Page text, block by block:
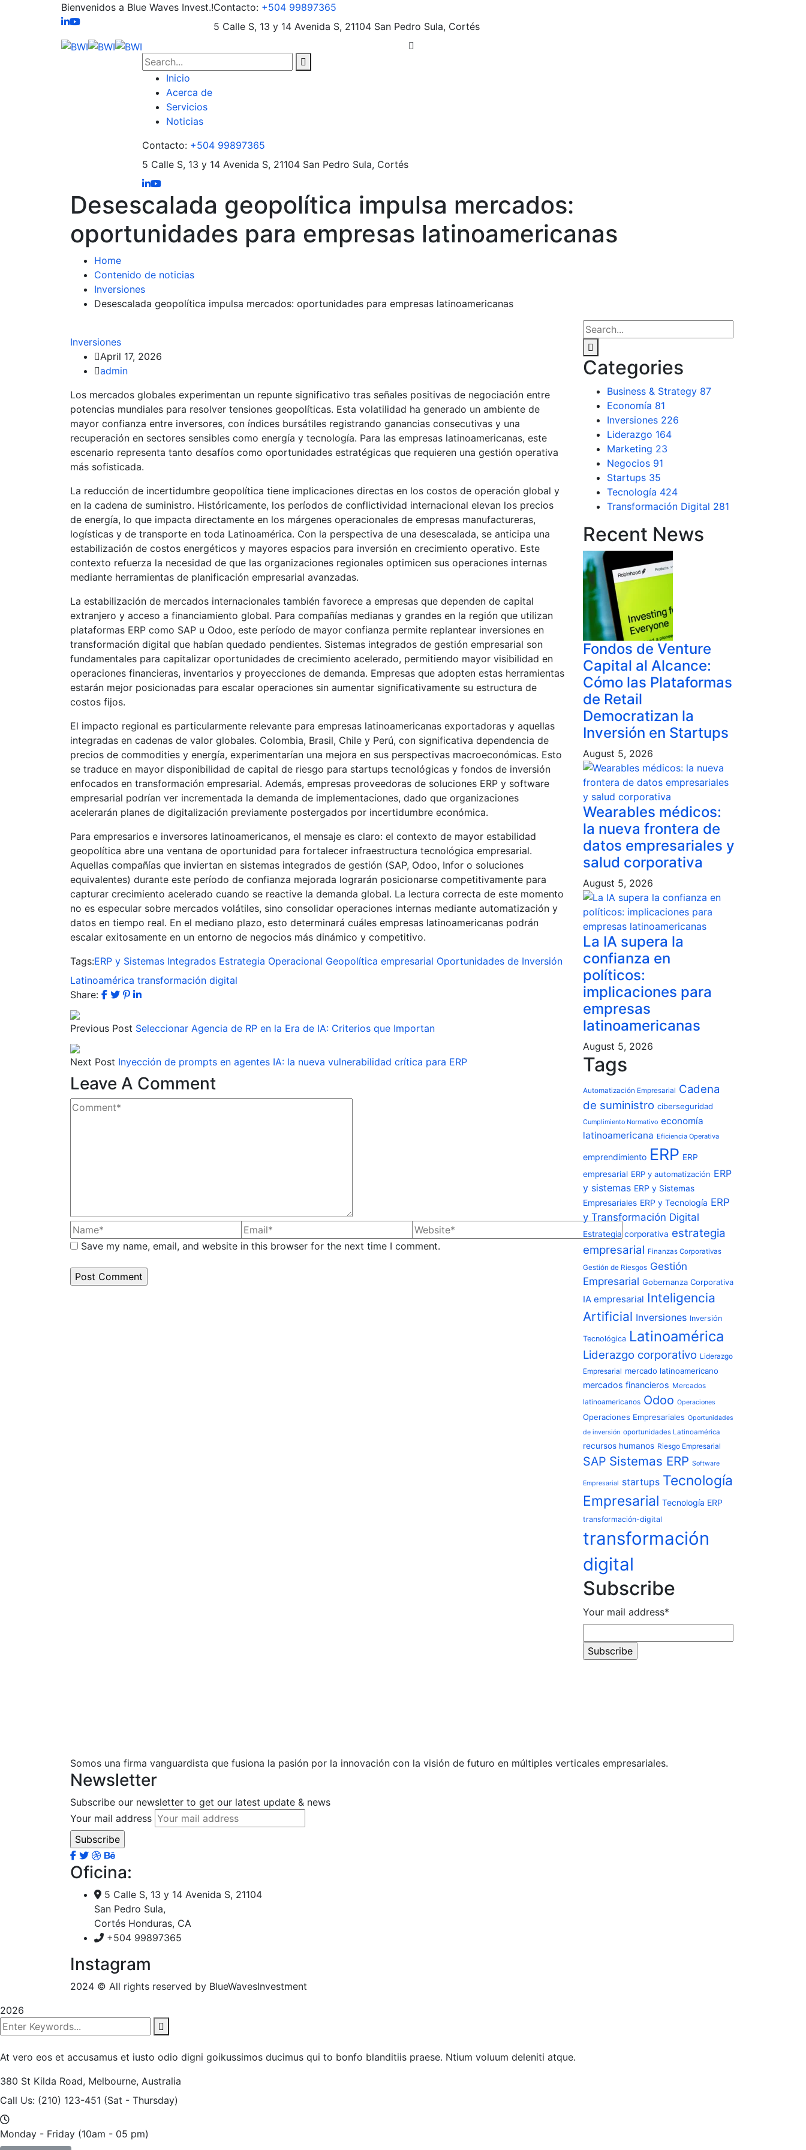
Bienvenidos a Blue Waves Invest.!Contacto: +504 99897365
5 Calle S, 13 y 14 Avenida S, 21104 San Pedro Sula, Cortés
Inicio
Acerca de
Servicios
Noticias
Contacto: +504 99897365
5 Calle S, 13 y 14 Avenida S, 21104 San Pedro Sula, Cortés
Desescalada geopolítica impulsa mercados:
oportunidades para empresas latinoamericanas
Home
Contenido de noticias
Inversiones
Desescalada geopolítica impulsa mercados: oportunidades para empresas latinoamericanas
Inversiones
April 17, 2026
admin
Los mercados globales experimentan un repunte significativo tras señales positivas de negociación entre
potencias mundiales para resolver tensiones geopolíticas. Esta volatilidad ha generado un ambiente de
mayor confianza entre inversores, con índices bursátiles registrando ganancias consecutivas y una
recuperación en sectores sensibles como energía y tecnología. Para las empresas latinoamericanas, este
escenario representa tanto desafíos como oportunidades estratégicas que requieren una gestión operativa
más sofisticada.
La reducción de incertidumbre geopolítica tiene implicaciones directas en los costos de operación global y
en la cadena de suministro. Históricamente, los períodos de conflictividad internacional elevan los precios
de energía, lo que impacta directamente en los márgenes operacionales de empresas manufactureras,
logísticas y de transporte en toda Latinoamérica. Con la perspectiva de una desescalada, se anticipa una
estabilización de costos energéticos y mayores espacios para inversión en crecimiento operativo. Este
contexto refuerza la necesidad de que las organizaciones regionales optimicen sus operaciones internas
mediante herramientas de planificación empresarial avanzadas.
La estabilización de mercados internacionales también favorece a empresas que dependen de capital
extranjero y acceso a financiamiento global. Para compañías medianas y grandes en la región que utilizan
plataformas ERP como SAP u Odoo, este período de mayor confianza permite replantear inversiones en
transformación digital que habían quedado pendientes. Sistemas integrados de gestión empresarial son
fundamentales para capitalizar oportunidades de crecimiento acelerado, permitiendo mayor visibilidad en
operaciones financieras, inventarios y proyecciones de demanda. Empresas que adopten estas herramientas
estarán mejor posicionadas para escalar operaciones sin aumentar significativamente su estructura de
costos fijos.
El impacto regional es particularmente relevante para empresas latinoamericanas exportadoras y aquellas
integradas en cadenas de valor globales. Colombia, Brasil, Chile y Perú, con significativa dependencia de
precios de commodities y energía, experimentarían una mejora en sus perspectivas macroeconómicas. Esto
se traduce en mayor disponibilidad de capital de riesgo para startups tecnológicas y fondos de inversión
enfocados en transformación empresarial. Además, empresas proveedoras de soluciones ERP y software
empresarial podrían ver incrementada la demanda de implementaciones, dado que organizaciones
acelerarán planes de digitalización previamente postergados por incertidumbre económica.
Para empresarios e inversores latinoamericanos, el mensaje es claro: el contexto de mayor estabilidad
geopolítica abre una ventana de oportunidad para fortalecer infraestructura tecnológica empresarial.
Aquellas compañías que inviertan en sistemas integrados de gestión (SAP, Odoo, Infor o soluciones
equivalentes) durante este período de confianza mejorada lograrán posicionarse competitivamente para
capturar crecimiento acelerado cuando se reactive la demanda global. La lectura correcta de este momento
no es especular sobre mercados volátiles, sino consolidar operaciones internas mediante automatización y
datos en tiempo real. En el mediano plazo, esto determinará cuáles empresas latinoamericanas podrán
escalar exitosamente en un entorno de negocios más dinámico y competitivo.
Tags:ERP y Sistemas Integrados Estrategia Operacional Geopolítica empresarial Oportunidades de Inversión
Latinoamérica transformación digital
Share:
Previous Post Seleccionar Agencia de RP en la Era de IA: Criterios que Importan
Next Post Inyección de prompts en agentes IA: la nueva vulnerabilidad crítica para ERP
Leave A Comment
Save my name, email, and website in this browser for the next time I comment.
Categories
Business & Strategy 87
Economía 81
Inversiones 226
Liderazgo 164
Marketing 23
Negocios 91
Startups 35
Tecnología 424
Transformación Digital 281
Recent News
Fondos de Venture
Capital al Alcance:
Cómo las Plataformas
de Retail
Democratizan la
Inversión en Startups
August 5, 2026
Wearables médicos:
la nueva frontera de
datos empresariales y
salud corporativa
August 5, 2026
La IA supera la
confianza en
políticos:
implicaciones para
empresas
latinoamericanas
August 5, 2026
Tags
Automatización Empresarial Cadena
de suministro ciberseguridad
Cumplimiento Normativo economía
latinoamericana Eficiencia Operativa
emprendimiento ERP ERP
empresarial ERP y automatización ERP
y sistemas ERP y Sistemas
Empresariales ERP y Tecnología ERP
y Transformación Digital
Estrategia corporativa estrategia
empresarial Finanzas Corporativas
Gestión de Riesgos Gestión
Empresarial Gobernanza Corporativa
IA empresarial Inteligencia
Artificial Inversiones Inversión
Tecnológica Latinoamérica
Liderazgo corporativo Liderazgo
Empresarial mercado latinoamericano
mercados financieros Mercados
latinoamericanos Odoo Operaciones
Operaciones Empresariales Oportunidades
de inversión oportunidades Latinoamérica
recursos humanos Riesgo Empresarial
SAP Sistemas ERP Software
Empresarial startups Tecnología
Empresarial Tecnología ERP
transformación-digital
transformación
digital
Subscribe
Your mail address*
Somos una firma vanguardista que fusiona la pasión por la innovación con la visión de futuro en múltiples verticales empresariales.
Newsletter
Subscribe our newsletter to get our latest update & news
Your mail address
Oficina:
5 Calle S, 13 y 14 Avenida S, 21104
San Pedro Sula,
Cortés Honduras, CA
+504 99897365
Instagram
2024 © All rights reserved by BlueWavesInvestment
2026
At vero eos et accusamus et iusto odio digni goikussimos ducimus qui to bonfo blanditiis praese. Ntium voluum deleniti atque.
380 St Kilda Road, Melbourne, Australia
Call Us: (210) 123-451 (Sat - Thursday)
Monday - Friday (10am - 05 pm)